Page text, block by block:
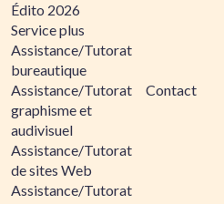
Édito 2026
Service plus
Assistance/Tutorat
bureautique
Assistance/Tutorat
graphisme et
audivisuel
Assistance/Tutorat
de sites Web
Assistance/Tutorat
Contact